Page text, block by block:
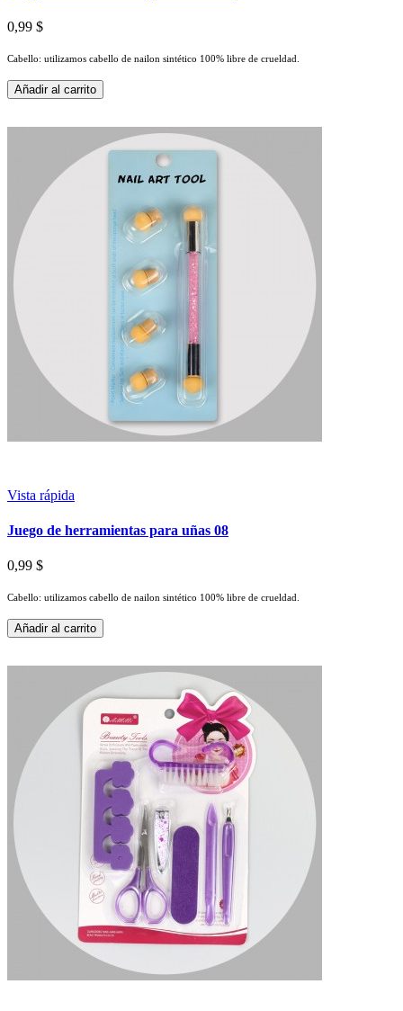
0,99 $
Cabello: utilizamos cabello de nailon sintético 100% libre de crueldad.
Añadir al carrito
Vista rápida
Juego de herramientas para uñas 08
0,99 $
Cabello: utilizamos cabello de nailon sintético 100% libre de crueldad.
Añadir al carrito